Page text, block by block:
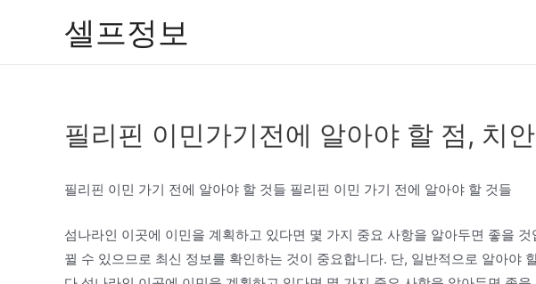
셀프정보
필리핀 이민가기전에 알아야 할 점, 치
필리핀 이민 가기 전에 알아야 할 것들 필리핀 이민 가기 전에 알아야 할 것들
섬나라인 이곳에 이민을 계획하고 있다면 몇 가지 중요 사항을 알아두면 좋을
뀔 수 있으므로 최신 정보를 확인하는 것이 중요합니다. 단, 일반적으로 알아야